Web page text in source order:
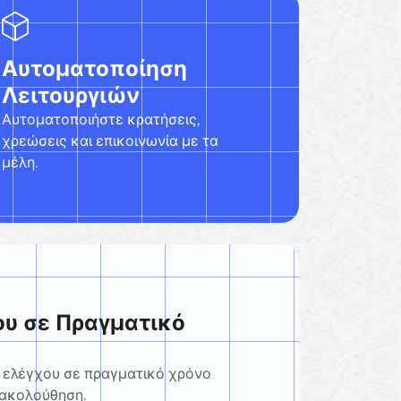
Αυτοματοποίηση
Λειτουργιών
Αυτοματοποιήστε κρατήσεις,
χρεώσεις και επικοινωνία με τα
μέλη.
σε Πραγματικό
ελέγχου σε πραγματικό χρόνο